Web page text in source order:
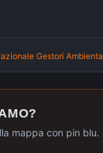
Gestori
?
mappa con pin